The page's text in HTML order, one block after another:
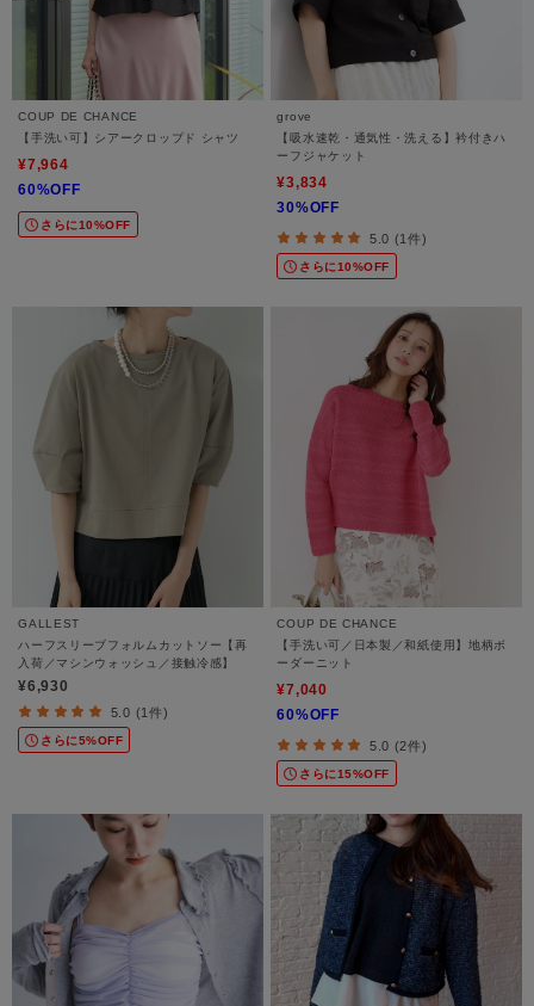
COUP DE CHANCE
【手洗い可】シアークロップド シャツ
¥7,964
60%OFF
さらに10%OFF
grove
【吸水速乾・通気性・洗える】衿付きハ
ーフジャケット
¥3,834
30%OFF
5.0 (1件)
さらに10%OFF
GALLEST
ハーフスリーブフォルムカットソー【再
入荷／マシンウォッシュ／接触冷感】
¥6,930
5.0 (1件)
さらに5%OFF
COUP DE CHANCE
【手洗い可／日本製／和紙使用】地柄ボ
ーダーニット
¥7,040
60%OFF
5.0 (2件)
さらに15%OFF